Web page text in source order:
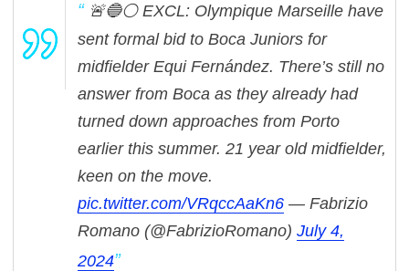
🚨🔵⚪️ EXCL: Olympique Marseille have
sent formal bid to Boca Juniors for
midfielder Equi Fernández. There’s still no
answer from Boca as they already had
turned down approaches from Porto
earlier this summer. 21 year old midfielder,
keen on the move.
pic.twitter.com/VRqccAaKn6 — Fabrizio
Romano (@FabrizioRomano) July 4,
2024